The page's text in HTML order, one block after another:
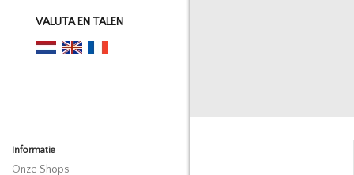
VALUTA EN TALEN
Informatie
Onze Shops